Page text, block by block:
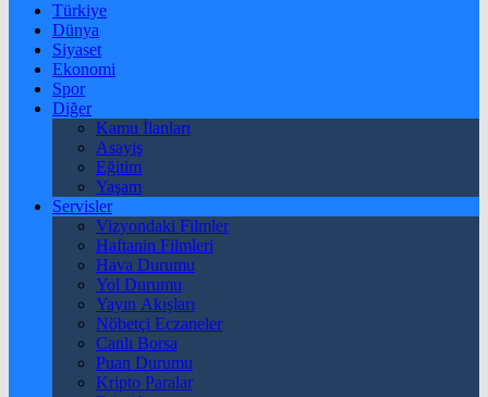
Türkiye
Dünya
Siyaset
Ekonomi
Spor
Diğer
Kamu İlanları
Asayiş
Eğitim
Yaşam
Servisler
Vizyondaki Filmler
Haftanin Filmleri
Hava Durumu
Yol Durumu
Yayın Akışları
Nöbetçi Eczaneler
Canlı Borsa
Puan Durumu
Kripto Paralar